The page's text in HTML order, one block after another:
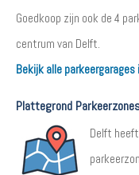
Goedkoop zijn ook de 4
centrum van Delft.
Bekijk alle parkeergarages
Plattegrond
Delft